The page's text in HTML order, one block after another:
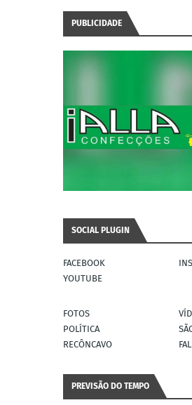
PUBLICIDADE
SOCIAL PLUGIN
FACEBOOK
YOUTUBE
FOTOS
POLÍTICA
RECÔNCAVO
PREVISÃO DO TEMPO